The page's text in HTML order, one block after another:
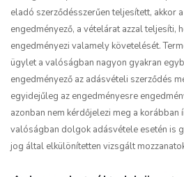
eladó szerződésszerűen teljesített, akkor
engedményező, a vételárat azzal teljesíti,
engedményezi valamely követelését.
ügylet a valóságban nagyon gyakran
engedményező az adásvételi szerződés
egyidejűleg az engedményesre
azonban nem kérdőjelezi meg a korábban
valóságban dolgok adásvétele esetén is
jog által elkülönítetten vizsgált